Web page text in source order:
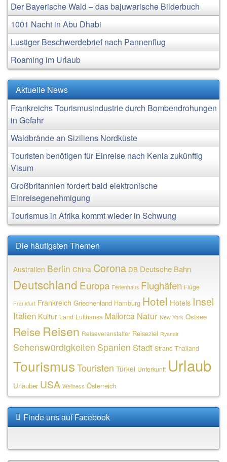
Der Bayerische Wald – das bajuwarische Bilderbuch
1001 Nacht in Abu Dhabi
Lustiger Beschwerdebrief nach Pannenflug
Roaming im Urlaub
Aktuelle News
Frankreichs Tourismusindustrie durch Bombendrohungen
in Gefahr
Waldbrände an Siziliens Nordküste
Touristen benötigen für Einreise nach Kenia zukünftig
Visum
Großbritannien fordert bald elektronische
Einreisegenehmigung
Tourismus in Afrika kommt wieder in Schwung
Die häufigsten Themen
Australien Berlin China Corona DB Deutsche Bahn
Deutschland Europa Ferienhaus Flughäfen Flüge
Frankfurt Frankreich Griechenland Hamburg Hotel Hotels Insel
Italien Kultur Land Lufthansa Mallorca Natur New York Ostsee
Reise Reisen Reiseveranstalter Reiseziel Ryanair
Sehenswürdigkeiten Spanien Stadt Strand Thailand
TourismusTouristen Türkei Unterkunft Urlaub
Urlauber USA Wellness Österreich
Finde uns auf Facebook